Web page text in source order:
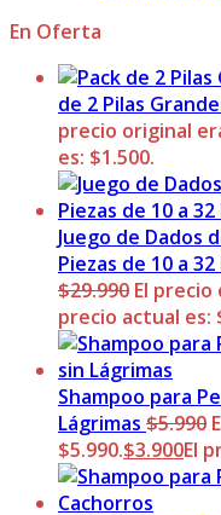
En Oferta
de 2 Pilas
precio original
es: $1.500.
Juego de Dados
Piezas de 10 a
$29.990 El precio
precio actual es:
Shampoo para
Lágrimas $5.990
$5.990.$3.900El